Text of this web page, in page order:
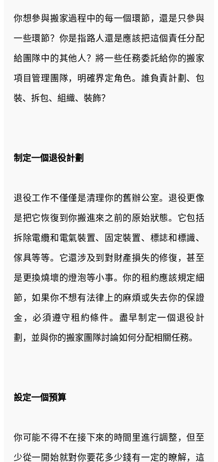
你想參與搬家過程中的每一個環節，還是只參與
一些環節？你是指路人還是應該把這個責任分配
給團隊中的其他人？將一些任務委託給你的搬家
項目管理團隊，明確界定角色。誰負責計劃、包
裝、拆包、組織、裝飾？
制定一個退役計劃
退役工作不僅僅是清理你的舊辦公室。退役更像
是把它恢復到你搬進來之前的原始狀態。它包括
拆除電纜和電氣裝置、固定裝置、標誌和標識、
傢具等等。它還涉及到對財產損失的修復，甚至
是更換燒壞的燈泡等小事。你的租約應該規定細
節，如果你不想有法律上的麻煩或失去你的保證
金，必須遵守租約條件。盡早制定一個退役計
劃，並與你的搬家團隊討論如何分配相關任務。
設定一個預算
你可能不得不在接下來的時間里進行調整，但至
少從一開始就對你要花多少錢有一定的瞭解，這